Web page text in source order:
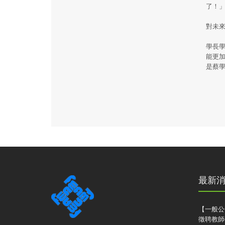
了！
對未
學長
能更
是蔡
最新
【一般
徵聘教